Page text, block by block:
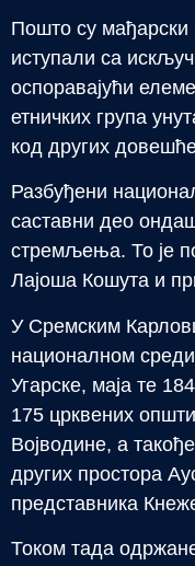
Пошто су мађарски
иступали са
оспоравајући
етничких група
код других
Разбуђени
саставни део
стремљења. То је
Лајоша Кошута и
У Сремским
националном
Угарске, маја те
175 црквених
Војводине, а
других простора
представника
Током тада